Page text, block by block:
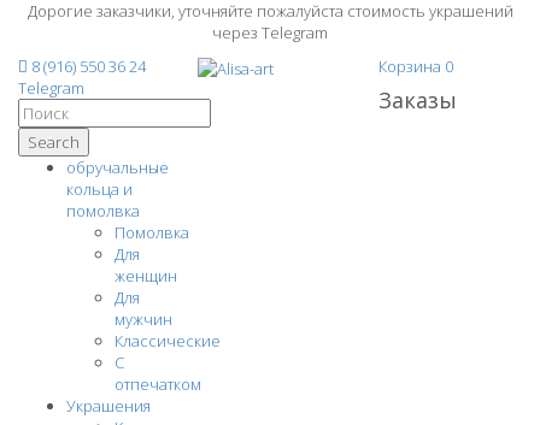
Дорогие заказчики, уточняйте пожалуйста стоимость украшений
через Telegram
8 (916) 550 36 24
Telegram
Search
обручальные
кольца и
помолвка
Помолвка
Для
женщин
Для
мужчин
Классические
С
отпечатком
Украшения
Корзина 0
Заказы